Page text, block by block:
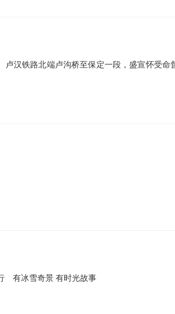
汉铁路北端卢沟桥至保定一段，盛宣怀受
有冰雪奇景 有时光故事